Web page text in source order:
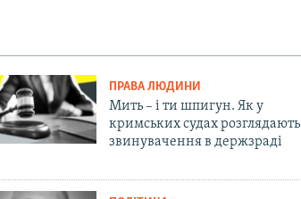
ПРАВА ЛЮДИНИ
Мить – і ти шпигун. Як у
кримських судах розглядають
звинувачення в держзраді